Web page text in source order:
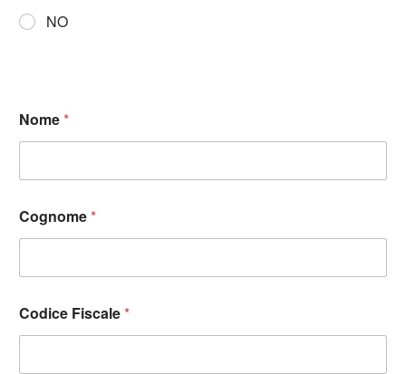
NO
Nome*
Cognome*
Codice Fiscale*